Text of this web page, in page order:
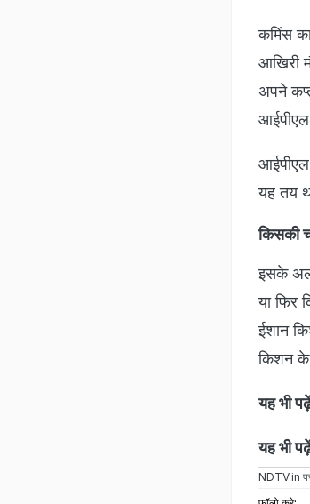
कमिंस
आखिरी
अपने
आईपीएल
यह तय
किसकी
इसके
या फिर
ईशान
किशन के
यह भी
यह भी
NDTV.in